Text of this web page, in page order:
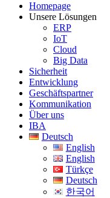
Homepage
Unsere Lösungen
ERP
IoT
Cloud
Big Data
Sicherheit
Entwicklung
Geschäftspartner
Kommunikation
Über uns
IBA
Deutsch
English
English
Türkçe
Deutsch
한국어